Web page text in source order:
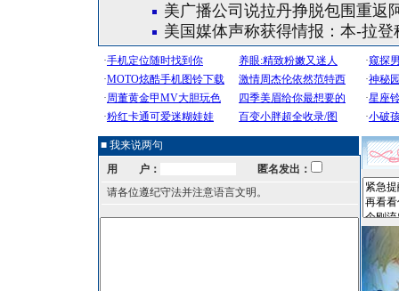
美广播公司说拉丹挣脱包围重返
美国媒体声称获得情报：本-拉
■ 我来说两句
用 户：
匿名发出：
请各位遵纪守法并注意语言文明。